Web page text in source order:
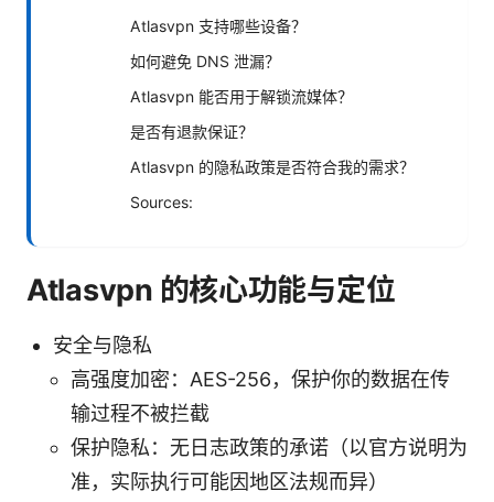
Atlasvpn 支持哪些设备？
如何避免 DNS 泄漏？
Atlasvpn 能否用于解锁流媒体？
是否有退款保证？
Atlasvpn 的隐私政策是否符合我的需求？
Sources:
Atlasvpn 的核心功能与定位
安全与隐私
高强度加密：AES-256，保护你的数据在传
输过程不被拦截
保护隐私：无日志政策的承诺（以官方说明为
准，实际执行可能因地区法规而异）